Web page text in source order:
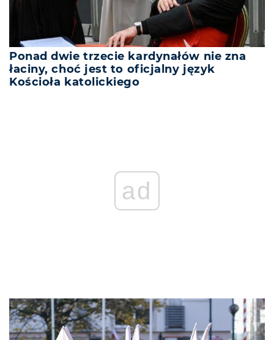
Ponad dwie trzecie kardynałów nie zna
łaciny, choć jest to oficjalny język
Kościoła katolickiego
ad